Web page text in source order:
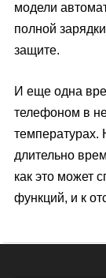
модели
полной
защите.
И еще одна
телефоном в
температурах.
длительно
как это может
функций, и к